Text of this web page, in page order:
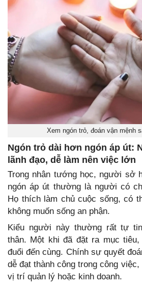
Xem ngón trỏ, đoán vận mệnh
Ngón trỏ dài hơn ngón áp út:
lãnh đạo, dễ làm nên việc lớn
Trong nhân tướng học, người sở
ngón áp út thường là người có
Họ thích làm chủ cuộc sống, có
không muốn sống an phận.
Kiểu người này thường rất tự
thân. Một khi đã đặt ra mục
đuổi đến cùng. Chính sự quyết
dễ đạt thành công trong công
vị trí quản lý hoặc kinh doanh.